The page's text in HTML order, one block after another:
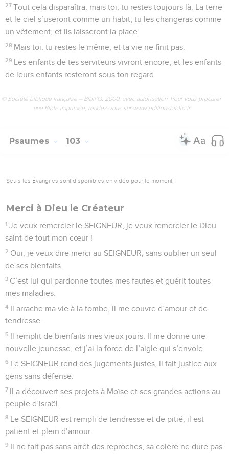
27 Tout cela disparaîtra, mais toi, tu restes toujours là. La terre
et le ciel s’useront comme un habit, tu les changeras comme
un vêtement, et ils laisseront la place.
28 Mais toi, tu restes le même, et ta vie ne finit pas.
29 Les enfants de tes serviteurs vivront encore, et les enfants
de leurs enfants resteront sous ton regard.
© Société biblique française – Bibli’O, 2000, avec autorisation. Pour vous procurer
une Bible imprimée, rendez-vous sur www.editionsbiblio.fr
Psaumes 103
Seuls les Évangiles sont disponibles en vidéo pour le moment.
Merci à Dieu le Créateur
1 Je veux remercier le SEIGNEUR, je veux remercier le Dieu
saint de tout mon cœur !
2 Oui, je veux dire merci au SEIGNEUR, sans oublier un seul
de ses bienfaits.
3 C’est lui qui pardonne toutes mes fautes et guérit toutes
mes maladies.
4 Il arrache ma vie à la tombe, il me couvre d’amour et de
tendresse.
5 Il remplit de bienfaits mes vieux jours. Il me donne une
nouvelle jeunesse, et j’ai la force de l’aigle qui s’envole.
6 Le SEIGNEUR rend des jugements justes, il fait justice aux
gens sans défense.
7 Il a découvert ses projets à Moïse et ses grandes actions au
peuple d’Israël.
8 Le SEIGNEUR est rempli de tendresse et de pitié, il est
patient et plein d’amour.
9 Il ne fait pas sans arrêt des reproches, sa colère ne dure pas